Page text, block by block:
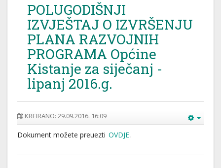
POLUGODIŠNJI
IZVJEŠTAJ O IZVRŠENJU
PLANA RAZVOJNIH
PROGRAMA Općine
Kistanje za siječanj -
lipanj 2016.g.
KREIRANO: 29.09.2016. 16:09
Dokument možete preuezti OVDJE.